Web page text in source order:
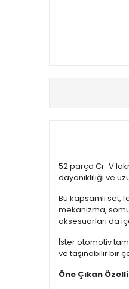
52 parça Cr-V
dayanıklılığı ve
Bu kapsamlı set,
mekanizma,
aksesuarları da
İster otomotiv
ve taşınabilir bir
Öne Çıkan